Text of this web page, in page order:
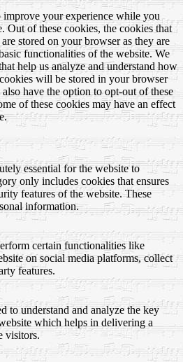
improve your experience while you
Out of these cookies, the cookies that
stored on your browser as they are
functionalities of the website. We
help us analyze and understand how
will be stored in your browser
have the option to opt-out of these
of these cookies may have an effect
essential for the website to
only includes cookies that ensures
features of the website. These
information.
certain functionalities like
on social media platforms, collect
features.
to understand and analyze the key
which helps in delivering a
visitors.